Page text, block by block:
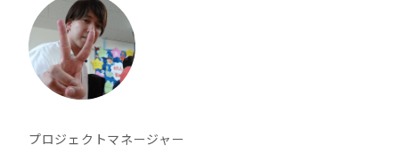
プロジェクトマネージャー